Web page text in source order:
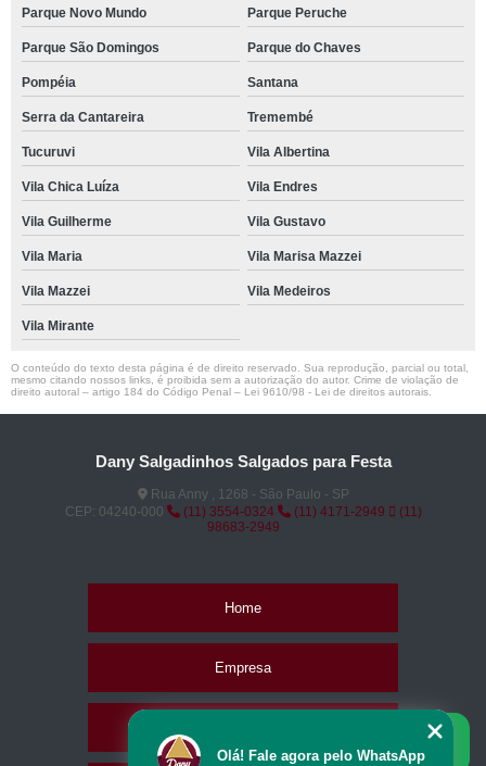
Parque Novo Mundo Parque Peruche
Parque São Domingos Parque do Chaves
Pompéia Santana
Serra da Cantareira Tremembé
Tucuruvi Vila Albertina
Vila Chica Luíza Vila Endres
Vila Guilherme Vila Gustavo
Vila Maria Vila Marisa Mazzei
Vila Mazzei Vila Medeiros
Vila Mirante
O conteúdo do texto desta página é de direito reservado. Sua reprodução, parcial ou total,
mesmo citando nossos links, é proibida sem a autorização do autor. Crime de violação de
direito autoral – artigo 184 do Código Penal – Lei 9610/98 - Lei de direitos autorais
Dany Salgadinhos Salgados para Festa
Rua Anny , 1268 - São Paulo - SP
CEP: 04240-000
(11) 3554-0324 (11) 4171-2949
(11)
98683-2949
Home
Empresa
Olá! Fale agora pelo WhatsApp